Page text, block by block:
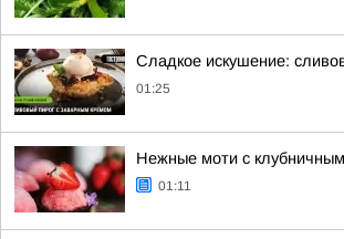
Сладкое искушение:
01:25
Нежные моти с
01:11